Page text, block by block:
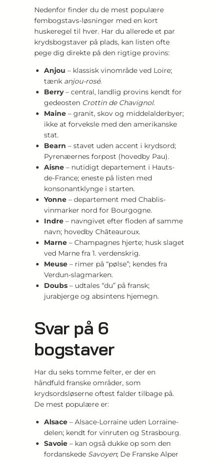
Nedenfor finder du de mest populære
fembogstavs-løsninger med en kort
huskeregel til hver. Har du allerede et par
krydsbogstaver på plads, kan listen ofte
pege dig direkte på den rigtige provins:
Anjou – klassisk vinområde ved Loire;
tænk anjou-rosé.
Berry– central, landlig provins kendt for
gedeosten Crottin de Chavignol.
Maine – granit, skov og middelalderbyer;
ikke at forveksle med den amerikanske
stat.
Bearn – stavet uden accent i krydsord;
Pyrenæernes forpost (hovedby Pau).
Aisne – nutidigt departement i Hauts-
de-France; eneste på listen med
konsonantklynge i starten.
Yonne – departement med Chablis-
vinmarker nord for Bourgogne.
Indre – navngivet efter floden af samme
navn; hovedby Châteauroux.
Marne – Champagnes hjerte; husk slaget
ved Marne fra 1. verdenskrig.
Meuse – rimer på “pølse”; kendes fra
Verdun-slagmarken.
Doubs – udtales “du” på fransk;
jurabjerge og absintens hjemegn.
Svar på 6
bogstaver
Har du seks tomme felter, er der en
håndfuld franske områder, som
krydsordsløserne oftest falder tilbage på.
De mest populære er:
Alsace – Alsace-Lorraine uden Lorraine-
delen; kendt for vinruten og Strasbourg.
Savoie – kan også dukke op som den
fordanskede Savoyen; De Franske Alper